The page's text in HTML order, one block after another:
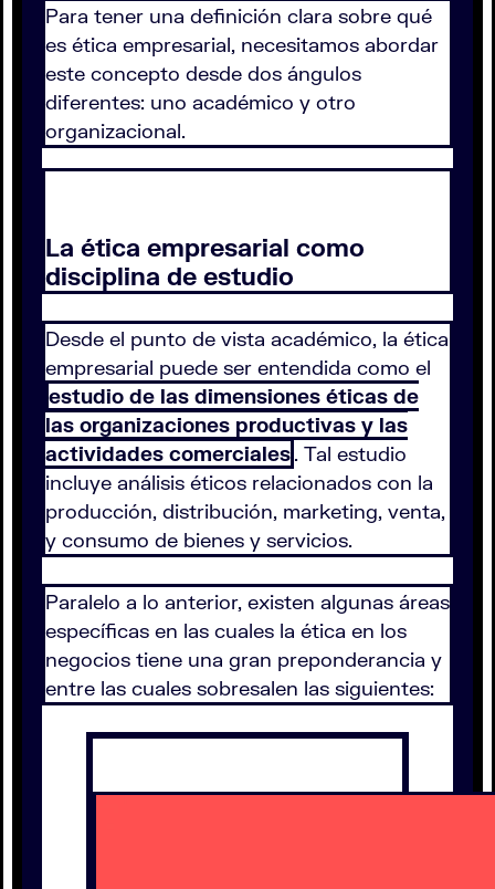
Para tener una definición clara sobre qué
es ética empresarial, necesitamos abordar
este concepto desde dos ángulos
diferentes: uno académico y otro
organizacional.
La ética empresarial como
disciplina de estudio
Desde el punto de vista académico, la ética
empresarial puede ser entendida como el
estudio de las dimensiones éticas de
las organizaciones productivas y las
actividades comerciales. Tal estudio
incluye análisis éticos relacionados con la
producción, distribución, marketing, venta,
y consumo de bienes y servicios.
Paralelo a lo anterior, existen algunas áreas
específicas en las cuales la ética en los
negocios tiene una gran preponderancia y
entre las cuales sobresalen las siguientes: